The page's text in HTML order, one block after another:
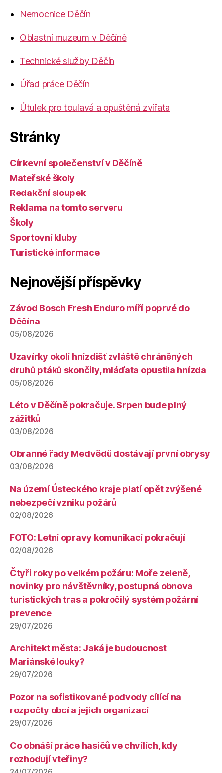
Nemocnice Děčín
Oblastní muzeum v Děčíně
Technické služby Děčín
Úřad práce Děčín
Útulek pro toulavá a opuštěná zvířata
Stránky
Církevní společenství v Děčíně
Mateřské školy
Redakční sloupek
Reklama na tomto serveru
Školy
Sportovní kluby
Turistické informace
Nejnovější příspěvky
Závod Bosch Fresh Enduro míří poprvé do
Děčína
05/08/2026
Uzavírky okolí hnízdišť zvláště chráněných
druhů ptáků skončily, mláďata opustila hnízda
05/08/2026
Léto v Děčíně pokračuje. Srpen bude plný
zážitků
03/08/2026
Obranné řady Medvědů dostávají první obrysy
03/08/2026
Na území Ústeckého kraje platí opět zvýšené
nebezpečí vzniku požárů
02/08/2026
FOTO: Letní opravy komunikací pokračují
02/08/2026
Čtyři roky po velkém požáru: Moře zeleně,
novinky pro návštěvníky, postupná obnova
turistických tras a pokročilý systém požární
prevence
29/07/2026
Architekt města: Jaká je budoucnost
Mariánské louky?
29/07/2026
Pozor na sofistikované podvody cílící na
rozpočty obcí a jejich organizací
29/07/2026
Co obnáší práce hasičů ve chvílích, kdy
rozhodují vteřiny?